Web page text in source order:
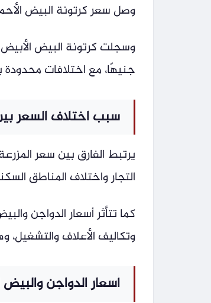
وصل سعر كرتونة البيض الأحمر جملة إلى 93 جنيهًا، بينما تباع
جنيهًا، مع اختلافات محدودة
سبب اختلاف السعر
يرتبط الفارق بين سعر
التجار واختلاف المناطق
كما تتأثر أسعار الدواجن
وتكاليف الأعلاف
أسعار الدواجن